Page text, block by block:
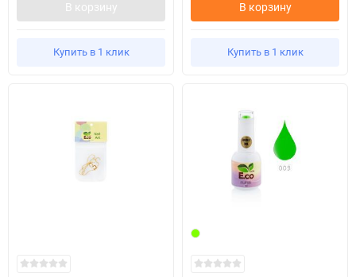
В корзину
Купить в 1 клик
В корзину
Купить в 1 клик